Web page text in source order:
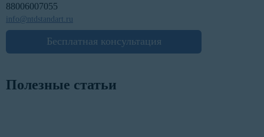
88006007055
info@ntdstandart.ru
Бесплатная консультация
Полезные статьи